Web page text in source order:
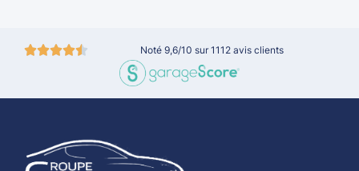
Noté 9,6/10 sur 1112 avis clients